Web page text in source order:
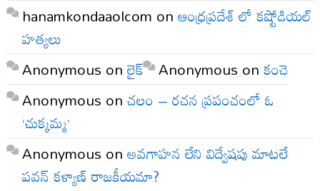
hanamkondaaolcom onఆంధ్రప్రదేశ్ లో కష్టోడియల్
హత్యలు
Anonymous onలైక్ Anonymous onకంచె
Anonymous onచలం – రచన ప్రపంచంలో ఓ
‘చుక్కమ్మ’
Anonymous onఅవగాహన లేని విద్వేషపు మాటలే
పవన్ కళ్యాణ్ రాజకీయమా?